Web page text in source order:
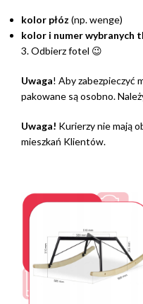
kolor płóz (np. wenge)
kolor i numer wybranych
3. Odbierz fotel 😉
Uwaga! Aby zabezpieczyć
pakowane są osobno.
Uwaga! Kurierzy nie mają
mieszkań Klientów.